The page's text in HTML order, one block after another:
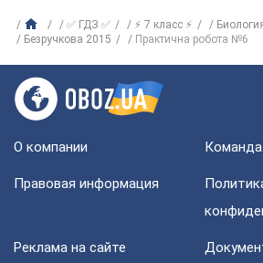
✅ ГДЗ ✅ ⚡ 7 класс ⚡
Безручкова 2015
Практична робота №6
О компании Команда
Правовая информация
Реклама на сайте